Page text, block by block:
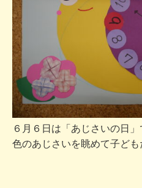
６月６日は「あじさいの日
色のあじさいを眺めて子ども